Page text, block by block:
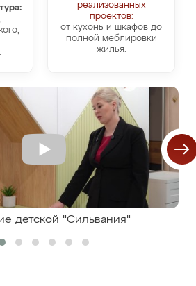
реализованных
проектов:
от кухонь и шкафов до
полной меблировки
жилья.
детской "Сильвания"